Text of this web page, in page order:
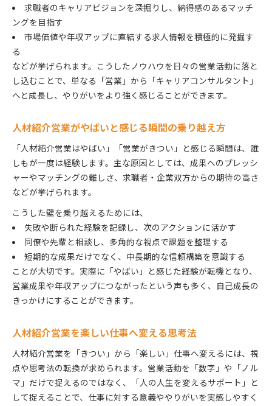
人材紹介営業がきついと感じた時の乗り越え方
人材紹介営業で成功体験を積むための工夫
人材紹介営業がやばい状況から逆転する方法
求職者のキャリアビジョンを深掘りし、納得感のあるマッチ
ングを目指す
市場価値や年収アップに直結する求人情報を積極的に発掘す
る
などが挙げられます。こうしたノウハウを日々の営業活動に落と
し込むことで、単なる「営業」から「キャリアコンサルタント」
へと成長し、やりがいをより強く感じることができます。
人材紹介営業がやばいと感じる瞬間の乗り越え方
「人材紹介営業はやばい」「営業がきつい」と感じる瞬間は、誰
しもが一度は経験します。主な原因としては、成果へのプレッシ
ャーやマッチングの難しさ、求職者・企業双方からの期待の高さ
などが挙げられます。
こうした壁を乗り越えるためには、
失敗や断られた経験を記録し、次のアクションに活かす
同僚や先輩と相談し、多角的な視点で課題を整理する
短期的な成果だけでなく、中長期的な信頼構築を意識する
ことが大切です。実際に「やばい」と感じた経験が転機となり、
営業成果や年収アップにつながったという声も多く、自己成長の
きっかけにすることができます。
人材紹介営業を楽しい仕事へ変える思考法
人材紹介営業を「きつい」から「楽しい」仕事へ変えるには、視
点や思考法の転換が求められます。営業活動を「数字」や「ノル
マ」だけで捉えるのではなく、「人の人生を変えるサポート」と
して捉えることで、仕事に対する意義ややりがいを実感しやすく